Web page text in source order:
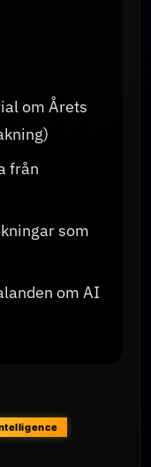
om Årets
från
som
om AI